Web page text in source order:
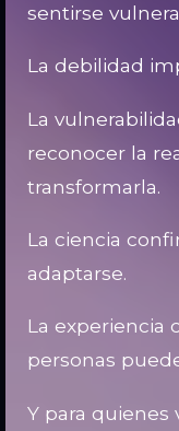
sentirse
La debilidad
La
reconocer la
transformarla.
La ciencia
adaptarse.
La experiencia
personas
Y para quienes